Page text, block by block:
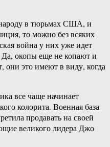
народу в тюрьмах США, и
то можно без всяких
война у них уже идет
окопы еще не копают и
они это имеют в виду, когда
все чаще начинает
колорита. Военная база
продавать на своей
великого лидера Джо